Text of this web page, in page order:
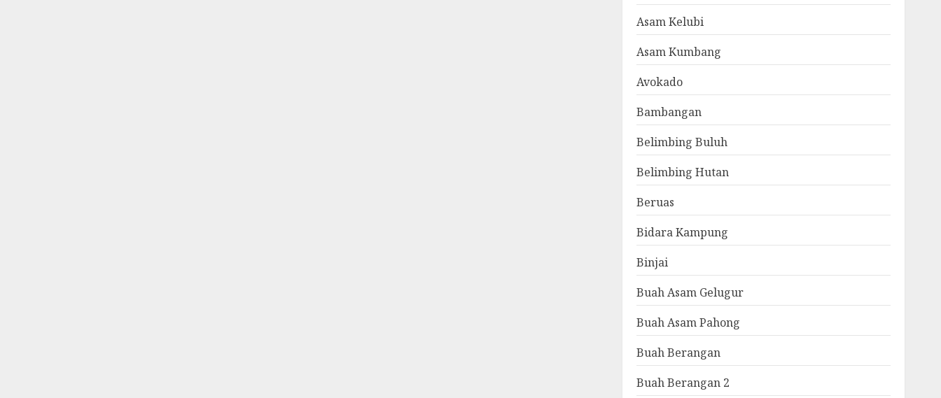
Asam Kelubi
Asam Kumbang
Avokado
Bambangan
Belimbing Buluh
Belimbing Hutan
Beruas
Bidara Kampung
Binjai
Buah Asam Gelugur
Buah Asam Pahong
Buah Berangan
Buah Berangan 2